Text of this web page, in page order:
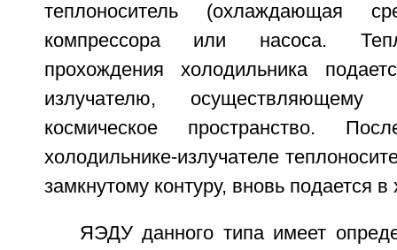
теплоноситель (охлаждающая
компрессора или насоса.
прохождения холодильника
излучателю,
космическое пространство.
холодильнике-излучателе
замкнутому контуру, вновь подается в
ЯЭДУ данного типа имеет